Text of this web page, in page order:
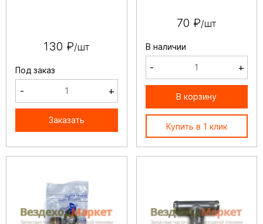
130 ₽/шт
Под заказ
- +
Заказать
70 ₽/шт
В наличии
- +
В корзину
Купить в 1 клик